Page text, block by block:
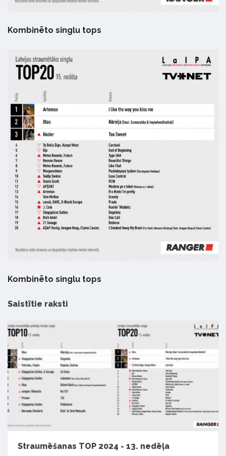
Kombinēto singlu tops
Kombinēto singlu tops
Saistītie raksti
Straumēšanas TOP 2024 - 13. nedēļa